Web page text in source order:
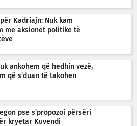
Kadriajn: Nuk kam
me aksionet politike të
ankohem që hedhin vezë,
që s’duan të takohen
pse s’propozoi përsëri
kryetar Kuvendi